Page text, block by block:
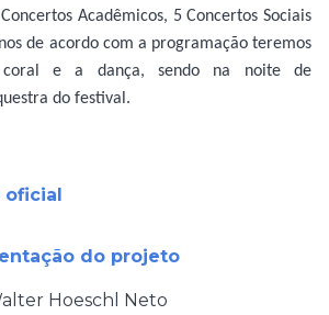
Acadêmicos, 5 Concertos Sociais
de acordo com a programação teremos
coral e a dança, sendo na noite de
do festival.
do projeto
Hoeschl Neto